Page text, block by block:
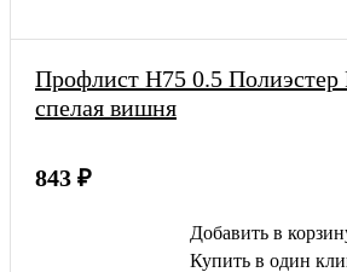
Профлист Н75 0.5 Полиэстер
спелая вишня
843 ₽
Добавить в
Купить в один